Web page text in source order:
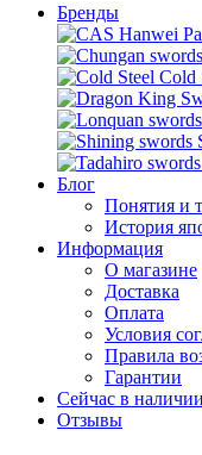
Бренды
Cold
Блог
Понятия и
История
Информация
О магазине
Доставка
Оплата
Условия
Правила
Гарантии
Сейчас в наличии
Отзывы